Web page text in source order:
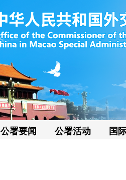
公署要闻 公署活动 国